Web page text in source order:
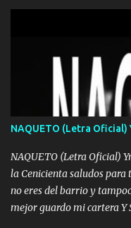
❌ www.elnorteduro.com
Uno pues Hallamos
Error Y me sacudo El
No me falta Pero
Bien Regido Por mis
Abajo y me costó subir
Regalado Me Super
Todo Siempre a estado ahí
NAQUETO (Letra Oficial)
NAQUETO (Letra Oficial)
la Cenicienta saludos
no eres del barrio y
mejor guardo mi cartera Y